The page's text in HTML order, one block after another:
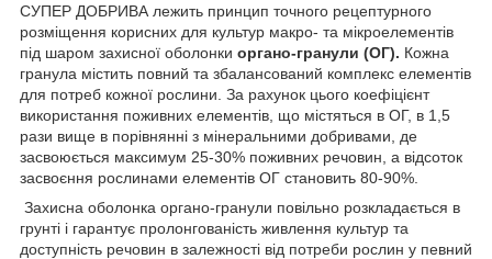
СУПЕР ДОБРИВА лежить принцип точного рецептурного
розміщення корисних для культур макро- та мікроелементів
під шаром захисної оболонки органо-гранули (ОГ). Кожна
гранула містить повний та збалансований комплекс елементів
для потреб кожної рослини. За рахунок цього коефіцієнт
використання поживних елементів, що містяться в ОГ, в 1,5
рази вище в порівнянні з мінеральними добривами, де
засвоюється максимум 25-30% поживних речовин, а відсоток
засвоєння рослинами елементів ОГ становить 80-90%.
Захисна оболонка органо-гранули повільно розкладається в
грунті і гарантує пролонгованість живлення культур та
доступність речовин в залежності від потреби рослин у певний